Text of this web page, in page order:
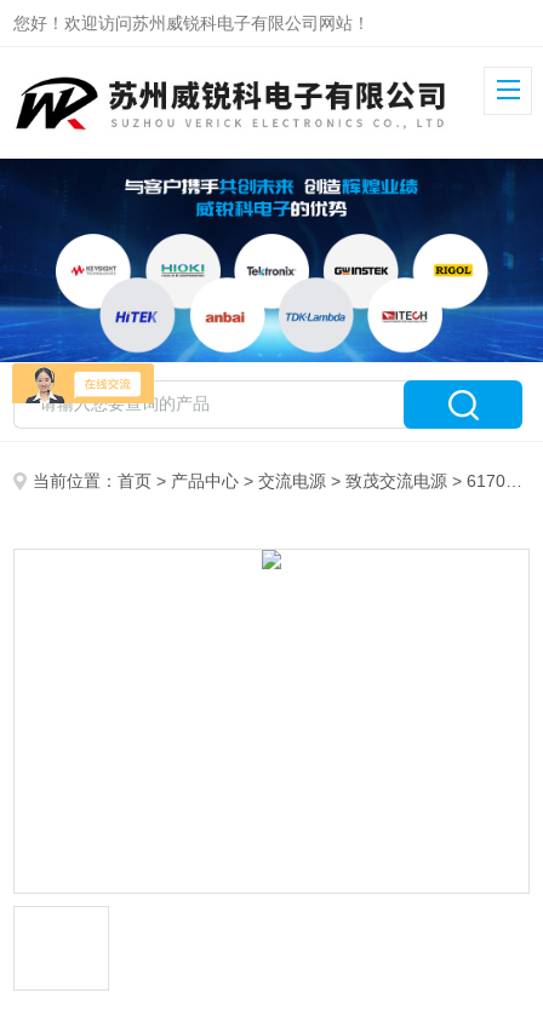
您好！欢迎访问苏州威锐科电子有限公司网站！
当前位置：首页 > 产品中心 >交流电源 >致茂交流电源 > 61701致茂三相可编程交流电源